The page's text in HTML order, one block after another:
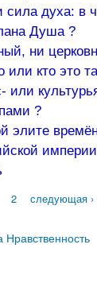
сила духа: в
Душа ?
ни
кто это
или
?
элите
2 следующая ›